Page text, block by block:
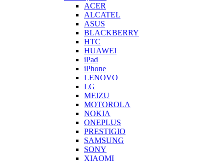
ACER
ALCATEL
ASUS
BLACKBERRY
HTC
HUAWEI
iPad
iPhone
LENOVO
LG
MEIZU
MOTOROLA
NOKIA
ONEPLUS
PRESTIGIO
SAMSUNG
SONY
XIAOMI